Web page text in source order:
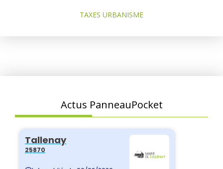
TAXES URBANISME
Actus PanneauPocket